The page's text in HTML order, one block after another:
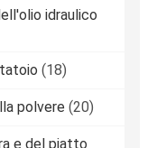
idraulico
(18)
polvere (20)
e del piatto